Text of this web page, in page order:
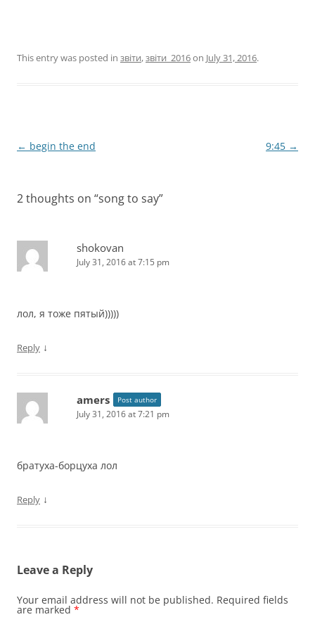
This entry was posted in звіти,звіти_2016on July 31, 2016.
Post
← begin the end 9:45 →
2 thoughts on “song to say”
shokovan
July 31, 2016 at 7:15 pm
лол, я тоже пятый)))))
Reply ↓
amers Post author
July 31, 2016 at 7:21 pm
братуха-борцуха лол
Reply ↓
Leave a Reply
Your email address will not be published. Required fields
are marked *